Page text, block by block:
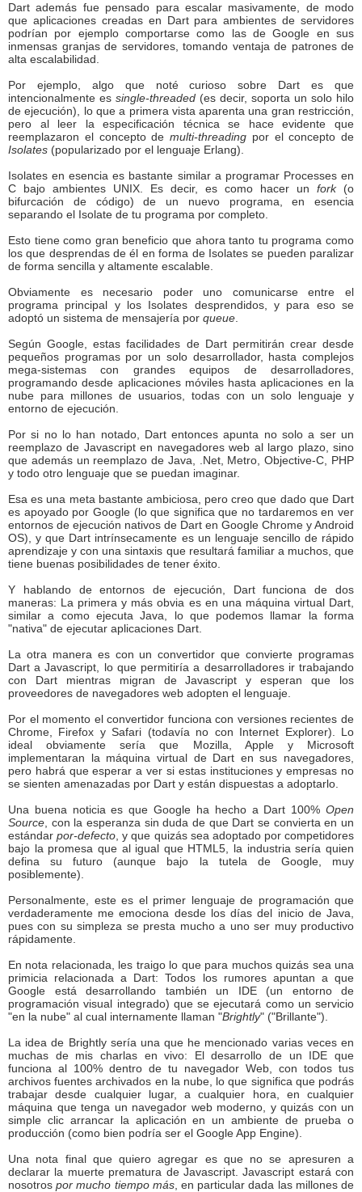
Dart además fue pensado para escalar masivamente, de modo
que aplicaciones creadas en Dart para ambientes de servidores
podrían por ejemplo comportarse como las de Google en sus
inmensas granjas de servidores, tomando ventaja de patrones de
alta escalabilidad.
Por ejemplo, algo que noté curioso sobre Dart es que
intencionalmente es single-threaded (es decir, soporta un solo hilo
de ejecución), lo que a primera vista aparenta una gran restricción,
pero al leer la especificación técnica se hace evidente que
reemplazaron el concepto de multi-threading por el concepto de
Isolates (popularizado por el lenguaje Erlang).
Isolates en esencia es bastante similar a programar Processes en
C bajo ambientes UNIX. Es decir, es como hacer un fork(o
bifurcación de código) de un nuevo programa, en esencia
separando el Isolate de tu programa por completo.
Esto tiene como gran beneficio que ahora tanto tu programa como
los que desprendas de él en forma de Isolates se pueden paralizar
de forma sencilla y altamente escalable.
Obviamente es necesario poder uno comunicarse entre el
programa principal y los Isolates desprendidos, y para eso se
adoptó un sistema de mensajería por queue
Según Google, estas facilidades de Dart permitirán crear desde
pequeños programas por un solo desarrollador, hasta complejos
mega-sistemas con grandes equipos de desarrolladores,
programando desde aplicaciones móviles hasta aplicaciones en la
nube para millones de usuarios, todas con un solo lenguaje y
entorno de ejecución.
Por si no lo han notado, Dart entonces apunta no solo a ser un
reemplazo de Javascript en navegadores web al largo plazo, sino
que además un reemplazo de Java, .Net, Metro, Objective-C, PHP
y todo otro lenguaje que se puedan imaginar.
Esa es una meta bastante ambiciosa, pero creo que dado que Dart
es apoyado por Google (lo que significa que no tardaremos en ver
entornos de ejecución nativos de Dart en Google Chrome y Android
OS), y que Dart intrínsecamente es un lenguaje sencillo de rápido
aprendizaje y con una sintaxis que resultará familiar a muchos, que
tiene buenas posibilidades de tener éxito.
Y hablando de entornos de ejecución, Dart funciona de dos
maneras: La primera y más obvia es en una máquina virtual Dart,
similar a como ejecuta Java, lo que podemos llamar la forma
"nativa" de ejecutar aplicaciones Dart.
La otra manera es con un convertidor que convierte programas
Dart a Javascript, lo que permitiría a desarrolladores ir trabajando
con Dart mientras migran de Javascript y esperan que los
proveedores de navegadores web adopten el lenguaje.
Por el momento el convertidor funciona con versiones recientes de
Chrome, Firefox y Safari (todavía no con Internet Explorer). Lo
ideal obviamente sería que Mozilla, Apple y Microsoft
implementaran la máquina virtual de Dart en sus navegadores,
pero habrá que esperar a ver si estas instituciones y empresas no
se sienten amenazadas por Dart y están dispuestas a adoptarlo.
Una buena noticia es que Google ha hecho a Dart 100% Open
Source , con la esperanza sin duda de que Dart se convierta en un
estándarpor-defecto , y que quizás sea adoptado por competidores
bajo la promesa que al igual que HTML5, la industria sería quien
defina su futuro (aunque bajo la tutela de Google, muy
posiblemente).
Personalmente, este es el primer lenguaje de programación que
verdaderamente me emociona desde los días del inicio de Java,
pues con su simpleza se presta mucho a uno ser muy productivo
rápidamente.
En nota relacionada, les traigo lo que para muchos quizás sea una
primicia relacionada a Dart: Todos los rumores apuntan a que
Google está desarrollando también un IDE (un entorno de
programación visual integrado) que se ejecutará como un servicio
"en la nube" al cual internamente llaman "Brightly" ("Brillante").
La idea de Brightly sería una que he mencionado varias veces en
muchas de mis charlas en vivo: El desarrollo de un IDE que
funciona al 100% dentro de tu navegador Web, con todos tus
archivos fuentes archivados en la nube, lo que significa que podrás
trabajar desde cualquier lugar, a cualquier hora, en cualquier
máquina que tenga un navegador web moderno, y quizás con un
simple clic arrancar la aplicación en un ambiente de prueba o
producción (como bien podría ser el Google App Engine).
Una nota final que quiero agregar es que no se apresuren a
declarar la muerte prematura de Javascript. Javascript estará con
nosotrospor mucho tiempo más, en particular dada las millones de